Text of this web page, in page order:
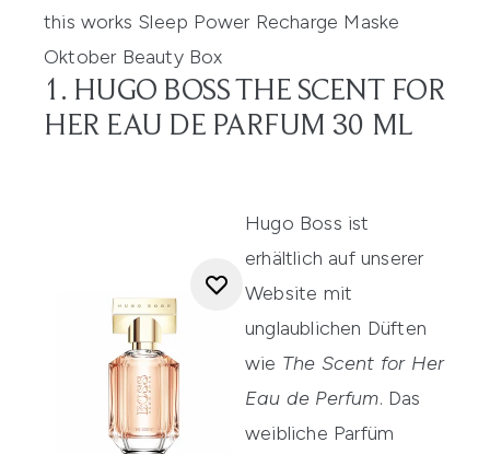
this works Sleep Power Recharge Maske
Oktober Beauty Box
1. HUGO BOSS THE SCENT FOR
HER EAU DE PARFUM 30 ML
Hugo Boss ist
erhältlich auf unserer
Website mit
unglaublichen Düften
wie The Scent for Her
Eau de Perfum. Das
weibliche Parfüm